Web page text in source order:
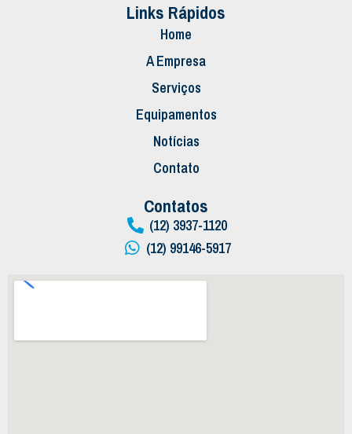
Links Rápidos
Home
A Empresa
Serviços
Equipamentos
Notícias
Contato
Contatos
(12) 3937-1120
(12) 99146-5917